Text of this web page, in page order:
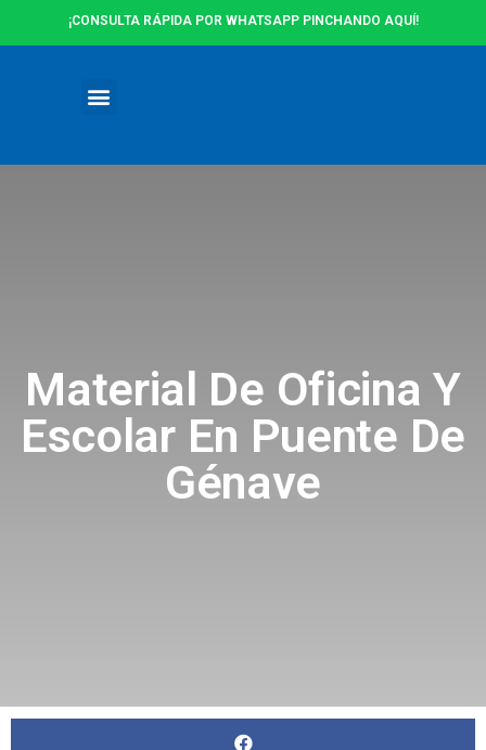
¡CONSULTA RÁPIDA POR WHATSAPP PINCHANDO AQUÍ!
Material De Oficina Y
Escolar En Puente De
Génave